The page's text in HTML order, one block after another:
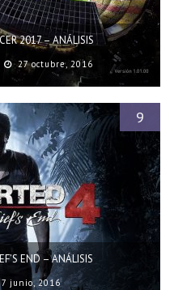
2017 – ANÁLISIS
27 octubre, 2016
END – ANÁLISIS
7 junio, 2016
9